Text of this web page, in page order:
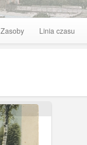
Zasoby Linia czasu